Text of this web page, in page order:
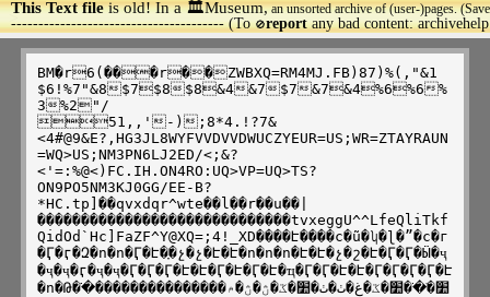
This Text fileis old! In a 🏛️Museum,an unsorted archive of (user-)pages.
--------------------------------------- (To🚫reportany bad content:
>
BM�r6(���r��ZWBXQ=RM4MJ.FB)87)%(,"&1
$6!%7"&8$7$8$8&4&7$7&7&4%6%6%
3%2"/
51,,'-);8*4.!?7&
<4#@9&E?,HG3JL8WYFVVDVVDWUCZYEUR=US;WR=ZTAYRAUN
=WQ>US;NM3PN6LJ2ED/<;&?
<'=:%@<)FC.IH.ON4RO:UQ>VP=UQ>TS?
ON9PO5NM3KJ0GG/EE-B?
*HC.tp]��qvxdqr^wte��l��r��u��|
�����������������������������tvxeggU^^LfeQliTkf
QidOd`Hc]FaZF^Y@XQ=;4!_XD����Է����ϲ�ũ�ʮ�ɭ�ˮ�ϲ�г
�Ӷ�ӷ�Զ�ո�ո�Ӷ�Է�ָ�չ�չ�Է�Է�ո�ո�ո�Է�Է�չ�շ�Է�Ӷ�Ӷ�Ӹ�ҷ
�ҷ�ҷ�ӷ�ҷ�ҷ�Ӷ�Ӷ�Ӷ�Է�Է�Ӷ�Է�Ӷ�Է�ҵ�Ӷ�Ӷ�Է�Է�Ӷ�Ӷ�Ӷ�Ӷ�Է
�ո�Թ�ֺ�ֹ�׺�ֹ�ֹ�׺�ػ�غ�ٺ�ٺ�׺�ػ�ڽ�ڽ�۾��������������